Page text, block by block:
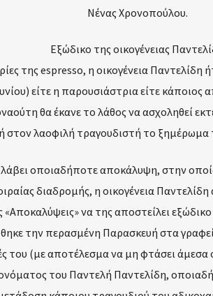
Νένας Χρονοπούλου.
Εξώδικο της οικογένειας
της espresso, η οικογένεια Παντελίδη
είτε η παρουσιάστρια είτε κάποιος
θα έκανε το λάθος να ασχοληθεί
στον λαοφιλή τραγουδιστή το ξημέρωμα
οποιαδήποτε αποκάλυψη, στην
διαδρομής, η οικογένεια
να της αποστείλει
την περασμένη Παρασκευή στα
του (με αποτέλεσμα να μη φτάσει άμεσα
του Παντελή Παντελίδη,